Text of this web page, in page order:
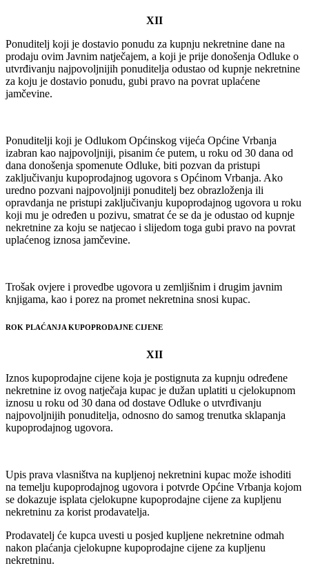
XII
Ponuditelj koji je dostavio ponudu za kupnju nekretnine dane na
prodaju ovim Javnim natječajem, a koji je prije donošenja Odluke o
utvrđivanju najpovoljnijih ponuditelja odustao od kupnje nekretnine
za koju je dostavio ponudu, gubi pravo na povrat uplaćene
jamčevine.
Ponuditelji koji je Odlukom Općinskog vijeća Općine Vrbanja
izabran kao najpovoljniji, pisanim će putem, u roku od 30 dana od
dana donošenja spomenute Odluke, biti pozvan da pristupi
zaključivanju kupoprodajnog ugovora s Općinom Vrbanja. Ako
uredno pozvani najpovoljniji ponuditelj bez obrazloženja ili
opravdanja ne pristupi zaključivanju kupoprodajnog ugovora u roku
koji mu je određen u pozivu, smatrat će se da je odustao od kupnje
nekretnine za koju se natjecao i slijedom toga gubi pravo na povrat
uplaćenog iznosa jamčevine.
Trošak ovjere i provedbe ugovora u zemljišnim i drugim javnim
knjigama, kao i porez na promet nekretnina snosi kupac.
ROK PLAĆANJA KUPOPRODAJNE CIJENE
XII
Iznos kupoprodajne cijene koja je postignuta za kupnju određene
nekretnine iz ovog natječaja kupac je dužan uplatiti u cjelokupnom
iznosu u roku od 30 dana od dostave Odluke o utvrđivanju
najpovoljnijih ponuditelja, odnosno do samog trenutka sklapanja
kupoprodajnog ugovora.
Upis prava vlasništva na kupljenoj nekretnini kupac može ishoditi
na temelju kupoprodajnog ugovora i potvrde Općine Vrbanja kojom
se dokazuje isplata cjelokupne kupoprodajne cijene za kupljenu
nekretninu za korist prodavatelja.
Prodavatelj će kupca uvesti u posjed kupljene nekretnine odmah
nakon plaćanja cjelokupne kupoprodajne cijene za kupljenu
nekretninu.